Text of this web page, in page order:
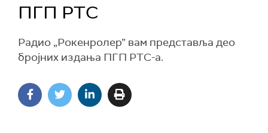
ПГП РТС
Радио „Рокенролер” вам представља део
бројних издања ПГП РТС-а.